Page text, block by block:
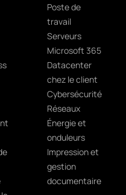
Poste de
travail
Serveurs
Microsoft 365
Datacenter
chez le client
Cybersécurité
Réseaux
Énergie et
onduleurs
Impression et
gestion
documentaire